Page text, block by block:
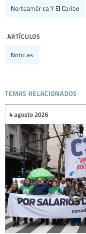
Norteamérica Y El Caribe
artículos
Noticias
temas relacionados
4 agosto 2026